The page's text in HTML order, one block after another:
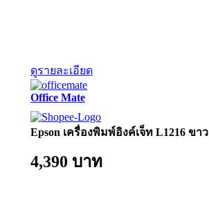
ดูรายละเอียด
Office Mate
Epson เครื่องพิมพ์อิงค์เจ็ท L1216 ขาว
4,390 บาท